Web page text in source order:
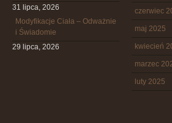
31 lipca, 2026
Modyfikacje Ciała – Odważnie
i Świadomie
29 lipca, 2026
czerwiec
maj 2025
kwiecień
marzec
luty 2025